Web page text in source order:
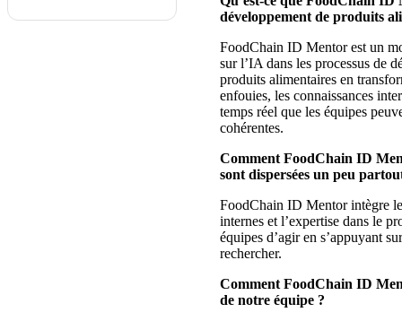
développement de produits
FoodChain ID Mentor est un
sur l’IA dans les processus de
produits alimentaires en
enfouies, les connaissances
temps réel que les équipes
cohérentes.
Comment FoodChain ID
sont dispersées un peu
FoodChain ID Mentor intègre
internes et l’expertise dans le
équipes d’agir en s’appuyant
rechercher.
Comment FoodChain ID
de notre équipe ?